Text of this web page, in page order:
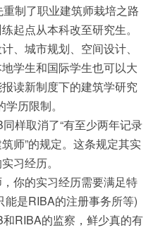
制了职业建筑师栽培之路
起点从本科改至研究生。
、城市规划、空间设计、
学生和国际学生也可以大
读新制度下的建筑学研究
历限制。
样取消了“有至少两年记录
师”的规定。这条规定其实
习经历。
你的实习经历需要满足特
是RIBA的注册事务所等)
RIBA的监察，鲜少真的有